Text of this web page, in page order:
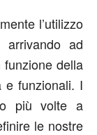
l’utilizzo
ad
della
e funzionali. I
più volte a
le nostre